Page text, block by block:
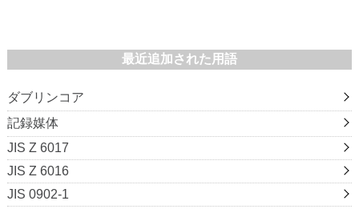
最近追加された用語
ダブリンコア
記録媒体
JIS Z 6017
JIS Z 6016
JIS 0902-1